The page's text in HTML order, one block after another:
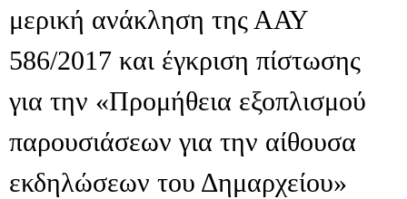
μερική ανάκληση της ΑΑΥ
586/2017 και έγκριση πίστωσης
για την «Προμήθεια εξοπλισμού
παρουσιάσεων για την αίθουσα
εκδηλώσεων του Δημαρχείου»